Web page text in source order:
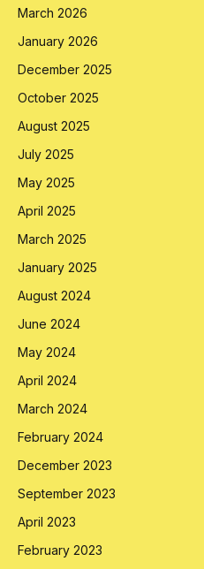
March 2026
January 2026
December 2025
October 2025
August 2025
July 2025
May 2025
April 2025
March 2025
January 2025
August 2024
June 2024
May 2024
April 2024
March 2024
February 2024
December 2023
September 2023
April 2023
February 2023